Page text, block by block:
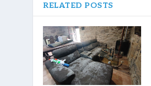
RELATED POSTS